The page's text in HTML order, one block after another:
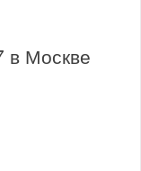
в Москве